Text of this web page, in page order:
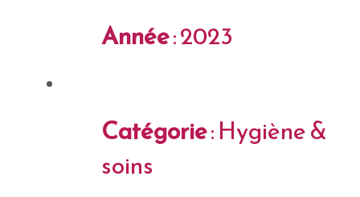
Année: 2023
Catégorie: Hygiène &
soins